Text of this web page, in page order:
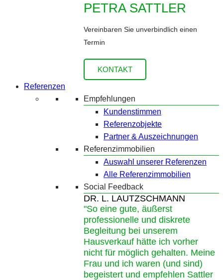
PETRA SATTLER
Vereinbaren Sie unverbindlich einen
Termin
KONTAKT
Referenzen
Empfehlungen
Kundenstimmen
Referenzobjekte
Partner & Auszeichnungen
Referenzimmobilien
Auswahl unserer Referenzen
Alle Referenzimmobilien
Social Feedback
DR. L. LAUTZSCHMANN
"So eine gute, äußerst
professionelle und diskrete
Begleitung bei unserem
Hausverkauf hätte ich vorher
nicht für möglich gehalten. Meine
Frau und ich waren (und sind)
begeistert und empfehlen Sattler